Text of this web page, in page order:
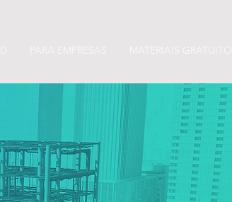
PARA EMPRESAS MATERIAIS GRATUITOS